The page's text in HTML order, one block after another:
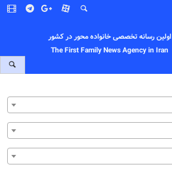
اولین رسانه تخصصی خانواده محور در کشور
The First Family News Agency in Iran